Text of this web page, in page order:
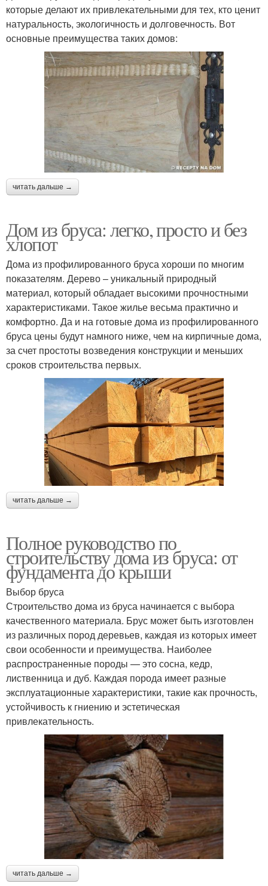
которые делают их привлекательными для тех, кто ценит
натуральность, экологичность и долговечность. Вот
основные преимущества таких домов:
читать дальше →
Дом из бруса: легко, просто и без
хлопот
Дома из профилированного бруса хороши по многим
показателям. Дерево – уникальный природный
материал, который обладает высокими прочностными
характеристиками. Такое жилье весьма практично и
комфортно. Да и на готовые дома из профилированного
бруса цены будут намного ниже, чем на кирпичные дома,
за счет простоты возведения конструкции и меньших
сроков строительства первых.
читать дальше →
Полное руководство по
строительству дома из бруса: от
фундамента до крыши
Выбор бруса
Строительство дома из бруса начинается с выбора
качественного материала. Брус может быть изготовлен
из различных пород деревьев, каждая из которых имеет
свои особенности и преимущества. Наиболее
распространенные породы — это сосна, кедр,
лиственница и дуб. Каждая порода имеет разные
эксплуатационные характеристики, такие как прочность,
устойчивость к гниению и эстетическая
привлекательность.
читать дальше →